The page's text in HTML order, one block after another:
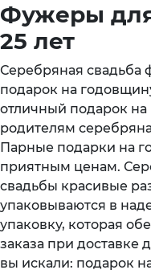
Фужеры
25 лет
Серебряная свадьба
подарок на
отличный подарок
родителям
Парные подарки на
приятным ценам.
свадьбы красивые
упаковываются в
упаковку, которая
заказа при доставке
вы искали: подарок